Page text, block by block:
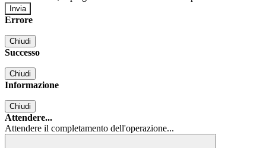
Errore
Chiudi
Successo
Chiudi
Informazione
Chiudi
Attendere...
Attendere il completamento dell'operazione...